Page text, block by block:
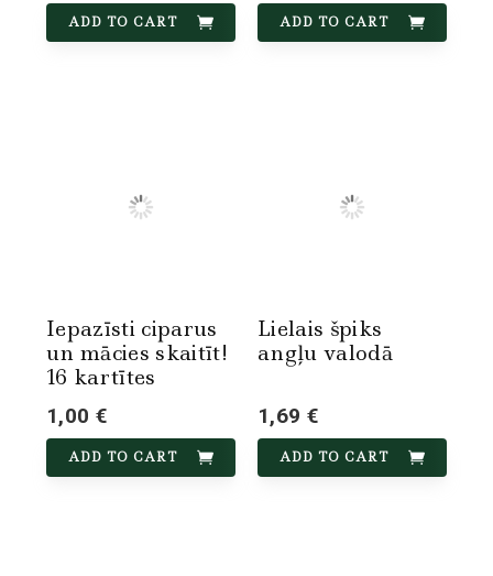
ADD TO CART ADD TO CART
Iepazīsti ciparus
un mācies skaitīt!
16 kartītes
1,00 €
ADD TO CART
Lielais špiks
angļu valodā
1,69 €
ADD TO CART